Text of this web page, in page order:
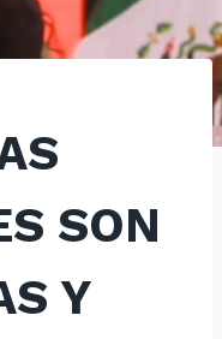
SON
Y